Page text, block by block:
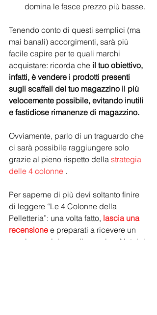
domina le fasce prezzo più basse.
Tenendo conto di questi semplici (ma
mai banali) accorgimenti, sarà più
facile capire per te quali marchi
acquistare: ricorda che il tuo obiettivo,
infatti, è vendere i prodotti presenti
sugli scaffali del tuo magazzino il più
velocemente possibile, evitando inutili
e fastidiose rimanenze di magazzino.
Ovviamente, parlo di un traguardo che
ci sarà possibile raggiungere solo
grazie al pieno rispetto della strategia
delle 4 colonne .
Per saperne di più devi soltanto finire
di leggere “Le 4 Colonne della
Pelletteria”: una volta fatto, lascia una
recensione e preparati a ricevere un
regalo speciale per il prossimo Natale!